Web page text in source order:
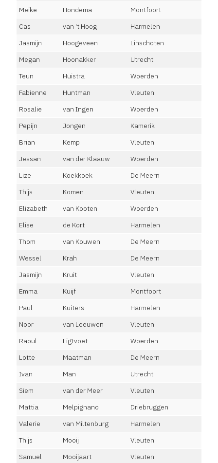
Meike Hondema
Montfoort
Cas
van 't Hoog
Harmelen
Jasmijn
Hoogeveen
Linschoten
Megan
Hoonakker
Utrecht
Teun
Huistra
Woerden
Fabienne
Huntman
Vleuten
Rosalie
van Ingen
Woerden
Pepijn
Jongen
Kamerik
Brian
Kemp
Vleuten
Jessan
van der Klaauw
Woerden
Lize
Koekkoek
De Meern
Thijs
Komen
Vleuten
Elizabeth
van Kooten
Woerden
Elise
de Kort
Harmelen
Thom
van Kouwen
De Meern
Wessel
Krah
De Meern
Jasmijn
Kruit
Vleuten
Emma
Kuijf
Montfoort
Paul
Kuiters
Harmelen
Noor
van Leeuwen
Vleuten
Raoul
Ligtvoet
Woerden
Lotte
Maatman
De Meern
Ivan
Man
Utrecht
Siem
van der Meer
Vleuten
Mattia
Melpignano
Driebruggen
Valerie
van Miltenburg
Harmelen
Thijs
Mooij
Vleuten
Samuel
Mooijaart
Vleuten